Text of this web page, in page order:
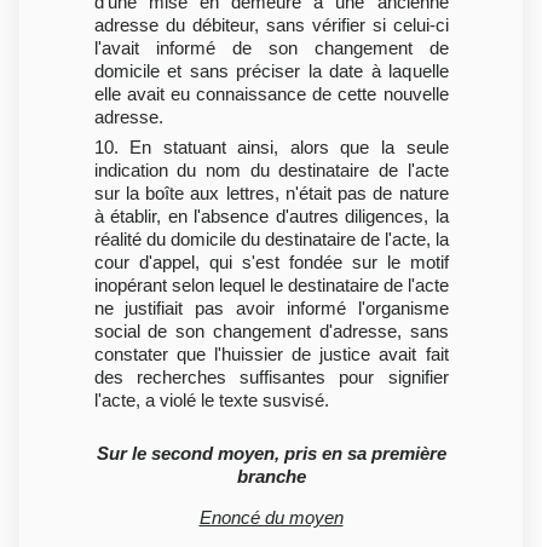
adresse du débiteur, sans vérifier si celui-ci
l'avait informé de son changement de
domicile et sans préciser la date à laquelle
elle avait eu connaissance de cette nouvelle
adresse.
10. En statuant ainsi, alors que la seule
indication du nom du destinataire de l'acte
sur la boîte aux lettres, n'était pas de nature
à établir, en l'absence d'autres diligences, la
réalité du domicile du destinataire de l'acte, la
cour d'appel, qui s'est fondée sur le motif
inopérant selon lequel le destinataire de l'acte
ne justifiait pas avoir informé l'organisme
social de son changement d'adresse, sans
constater que l'huissier de justice avait fait
des recherches suffisantes pour signifier
l'acte, a violé le texte susvisé.
Sur le second moyen, pris en sa première
branche
Enoncé du moyen